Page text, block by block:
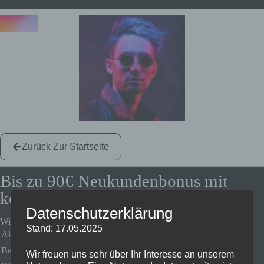
Zurück Zur Startseite
Bis zu 90€ Neukundenbonus mit
kostenlosem Vivid Konto! 🔥
Wie Du die 90€ bekommst
Aktuel bekommst Du bis zu
Bankkonto eröffnest!
Datenschutzerklärung
Stand: 17.05.2025
Wir freuen uns sehr über Ihr Interesse an unserem